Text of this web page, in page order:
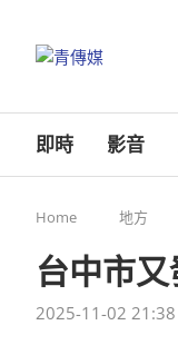
即時 影音
Home 地方
台中市
2025-11-02 21:38